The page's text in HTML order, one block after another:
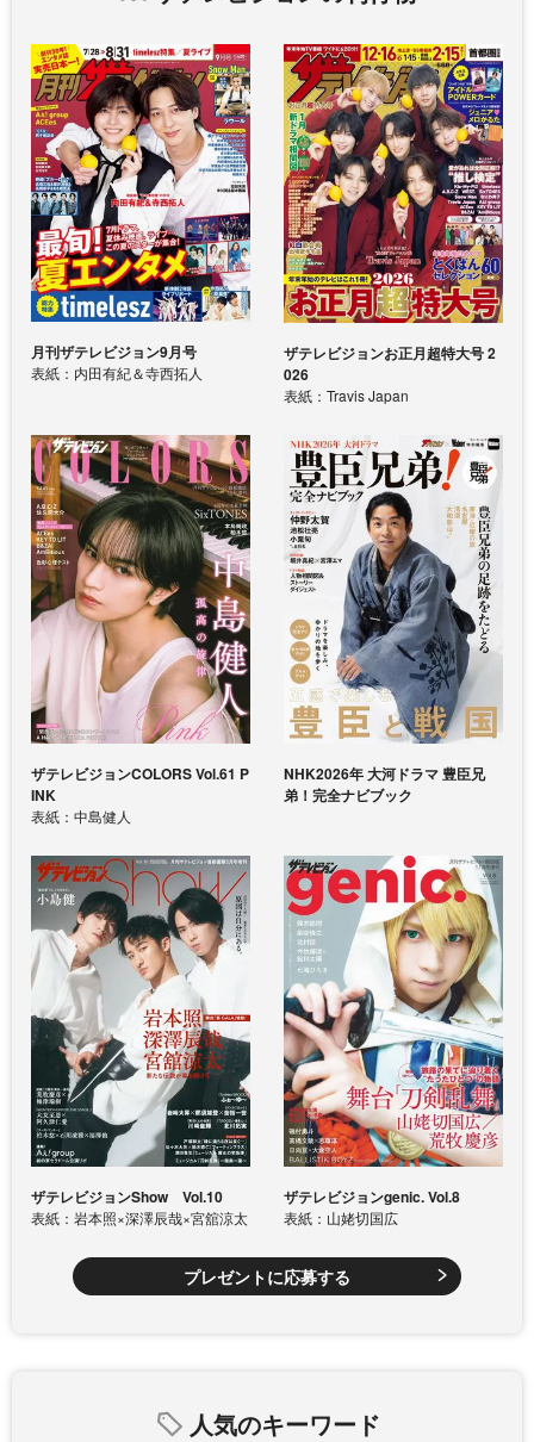
月刊ザテレビジョン9月号
表紙：内田有紀＆寺西拓人
ザテレビジョンお正月超特大号 2
026
表紙：Travis Japan
ザテレビジョンCOLORS Vol.61 P
INK
表紙：中島健人
NHK2026年 大河ドラマ 豊臣兄
弟！完全ナビブック
ザテレビジョンShow Vol.10
表紙：岩本照×深澤辰哉×宮舘涼太
ザテレビジョンgenic. Vol.8
表紙：山姥切国広
プレゼントに応募する
人気のキーワード